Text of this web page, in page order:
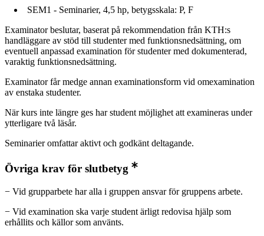
SEM1 - Seminarier, 4,5 hp, betygsskala: P, F
Examinator beslutar, baserat på rekommendation från KTH:s
handläggare av stöd till studenter med funktionsnedsättning, om
eventuell anpassad examination för studenter med dokumenterad,
varaktig funktionsnedsättning.
Examinator får medge annan examinationsform vid omexamination
av enstaka studenter.
När kurs inte längre ges har student möjlighet att examineras under
ytterligare två läsår.
Seminarier omfattar aktivt och godkänt deltagande.
Övriga krav för slutbetyg
− Vid grupparbete har alla i gruppen ansvar för gruppens arbete.
− Vid examination ska varje student ärligt redovisa hjälp som
erhållits och källor som använts.